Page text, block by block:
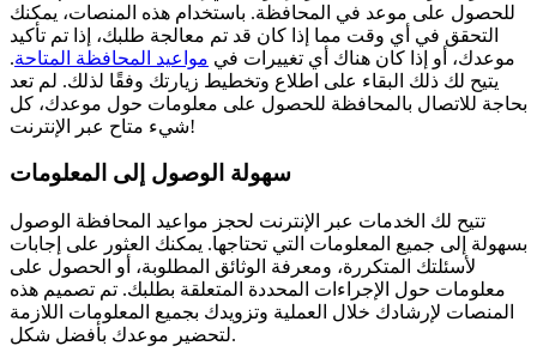
للحصول على موعد في المحافظة. باستخدام هذه المنصات، يمكنك
التحقق في أي وقت مما إذا كان قد تم معالجة طلبك، إذا تم تأكيد
موعدك، أو إذا كان هناك أي تغييرات في مواعيد المحافظة المتاحة.
يتيح لك ذلك البقاء على اطلاع وتخطيط زيارتك وفقًا لذلك. لم تعد
بحاجة للاتصال بالمحافظة للحصول على معلومات حول موعدك، كل
شيء متاح عبر الإنترنت!
سهولة الوصول إلى المعلومات
تتيح لك الخدمات عبر الإنترنت لحجز مواعيد المحافظة الوصول
بسهولة إلى جميع المعلومات التي تحتاجها. يمكنك العثور على إجابات
لأسئلتك المتكررة، ومعرفة الوثائق المطلوبة، أو الحصول على
معلومات حول الإجراءات المحددة المتعلقة بطلبك. تم تصميم هذه
المنصات لإرشادك خلال العملية وتزويدك بجميع المعلومات اللازمة
لتحضير موعدك بأفضل شكل.